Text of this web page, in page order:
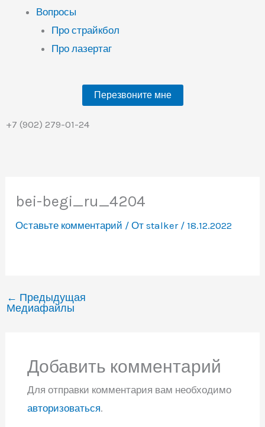
Вопросы
Про страйкбол
Про лазертаг
Перезвоните мне
+7 (902) 279-01-24
bei-begi_ru_4204
Оставьте комментарий / Отstalker / 18.12.2022
← Предыдущая
Медиафайлы
Добавить комментарий
Для отправки комментария вам необходимо
авторизоваться.